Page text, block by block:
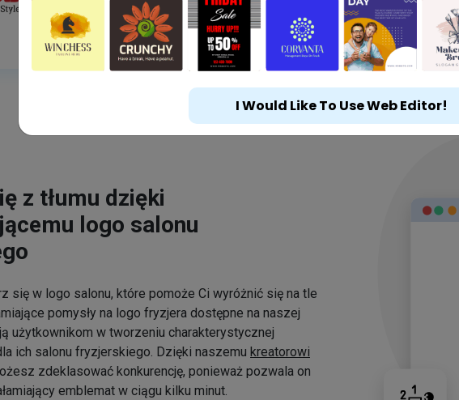
z tłumu dzięki
logo salonu
się w logo salonu, które pomoże Ci wyróżnić się na tle
pomysły na logo fryzjera dostępne na naszej
użytkownikom w tworzeniu charakterystycznej
ich salonu fryzjerskiego. Dzięki naszemu kreatorowi
zdeklasować konkurencję, ponieważ pozwala on
emblemat w ciągu kilku minut.
I Would Like To Use Web Editor!